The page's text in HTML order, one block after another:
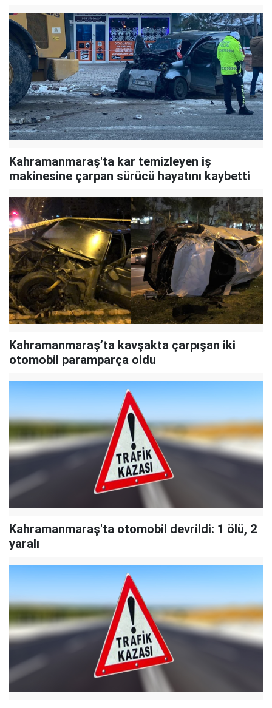
Kahramanmaraş'ta kar temizleyen iş
makinesine çarpan sürücü hayatını kaybetti
Kahramanmaraş’ta kavşakta çarpışan iki
otomobil paramparça oldu
Kahramanmaraş'ta otomobil devrildi: 1 ölü, 2
yaralı